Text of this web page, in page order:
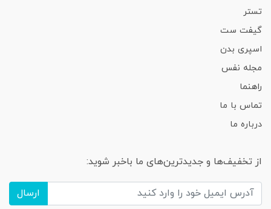
تستر
گیفت ست
اسپری بدن
مجله نفس
راهنما
تماس با ما
درباره ما
از تخفیف‌ها و جدیدترین‌های ما باخبر شوید:
ارسال